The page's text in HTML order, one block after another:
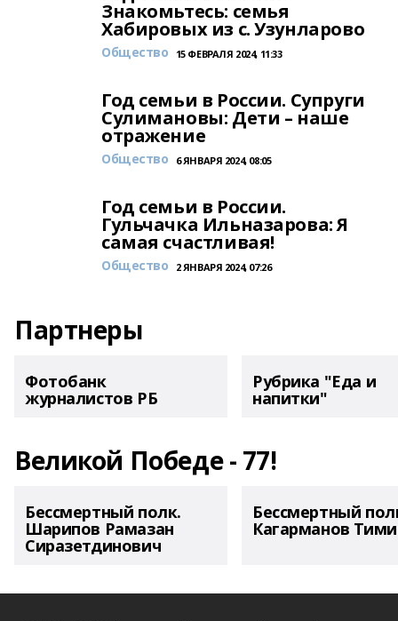
Знакомьтесь: семья
Хабировых из с. Узунларово
Общество 15 ФЕВРАЛЯ 2024, 11:33
Год семьи в России. Супруги
Сулимановы: Дети – наше
отражение
Общество 6 ЯНВАРЯ 2024, 08:05
Год семьи в России.
Гульчачка Ильназарова: Я
самая счастливая!
Общество 2 ЯНВАРЯ 2024, 07:26
Партнеры
Фотобанк
журналистов РБ
Рубрика "Еда и
напитки"
Великой Победе - 77!
Бессмертный полк.
Шарипов Рамазан
Сиразетдинович
Бессмертный
Кагарманов